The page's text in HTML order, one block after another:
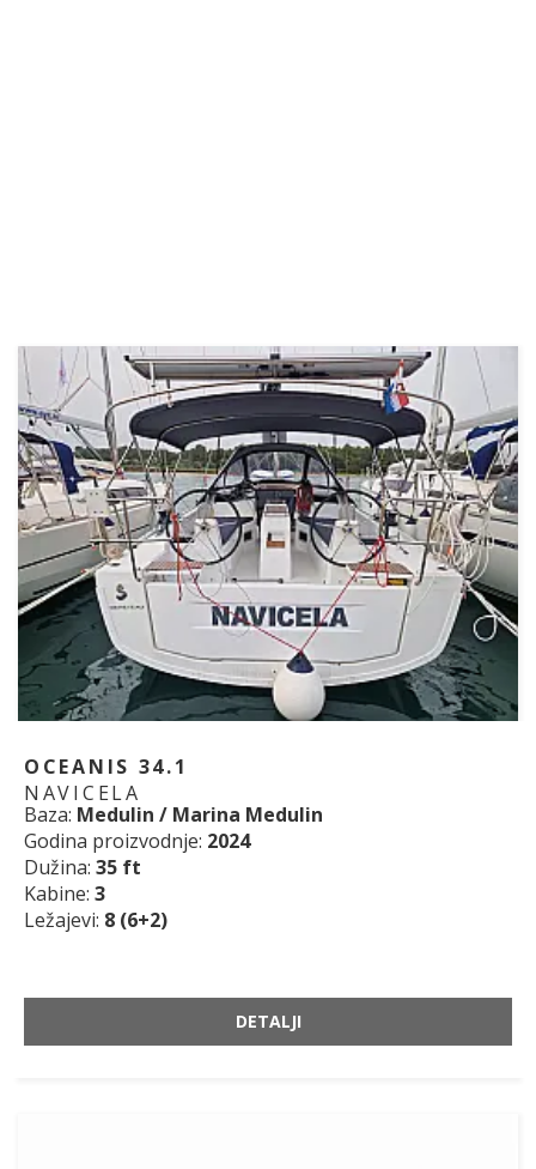
OCEANIS 34.1
NAVICELA
Baza: Medulin / Marina Medulin
Godina proizvodnje: 2024
Dužina: 35 ft
Kabine: 3
Ležajevi: 8 (6+2)
DETALJI